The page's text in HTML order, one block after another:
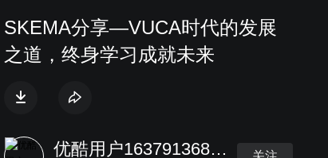
SKEMA分享—VUCA时代的发展
之道，终身学习成就未来
优酷用户1637913685664829